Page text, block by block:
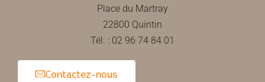
Place du Martray
22800 Quintin
Tél. : 02 96 74 84 01
Contactez-nous